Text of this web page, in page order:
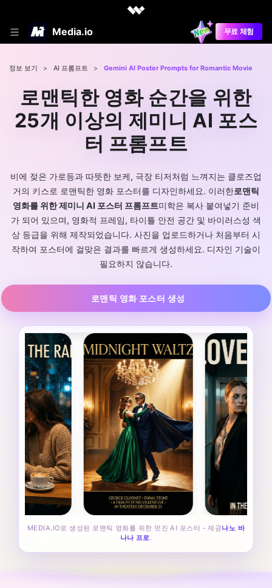
Media.io 무료 체험
정보 보기 > AI 프롬프트 > Gemini AI Poster Prompts for Romantic Movie
로맨틱한 영화 순간을 위한
25개 이상의 제미니 AI 포스
터 프롬프트
비에 젖은 가로등과 따뜻한 보케, 극장 티저처럼 느껴지는 클로즈업
거의 키스로 로맨틱한 영화 포스터를 디자인하세요. 이러한로맨틱
영화를 위한 제미니 AI 포스터 프롬프트미학은 복사 붙여넣기 준비
가 되어 있으며, 영화적 프레임, 타이틀 안전 공간 및 바이러스성 색
상 등급을 위해 제작되었습니다. 사진을 업로드하거나 처음부터 시
작하여 포스터에 걸맞은 결과를 빠르게 생성하세요. 디자인 기술이
필요하지 않습니다.
로맨틱 영화 포스터 생성
MEDIA.IO로 생성된 로맨틱 영화를 위한 멋진 AI 포스터 - 제공나노 바
나나 프로.